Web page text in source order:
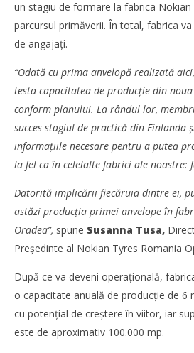
Pătru
TransLogistica România 2026
transport și logistică la București
Mariana
Pătru
un stagiu de formare la fabrica Nokian
parcursul primăverii. În total, fabrica
de angajați.
“Odată cu prima anvelopă realizată
testa capacitatea de producție din
conform planului. La rândul lor,
succes stagiul de practică din Finlanda
informațiile necesare pentru a putea
la fel ca în celelalte fabrici ale noastre:
Datorită implicării fiecăruia dintre ei,
astăzi producția primei anvelope în
Oradea”, spune Susanna Tusa,
Președinte al Nokian Tyres Romania
După ce va deveni operațională,
o capacitate anuală de producție de 6
cu potențial de creștere în viitor, iar
este de aproximativ 100.000 mp.